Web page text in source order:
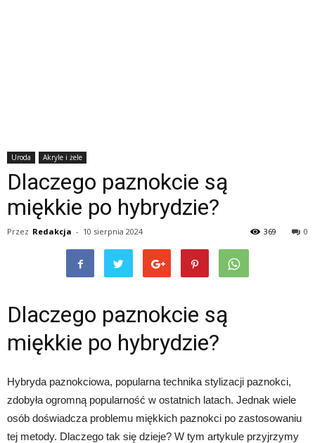
Uroda Akryle i żele
Dlaczego paznokcie są
miękkie po hybrydzie?
Przez Redakcja - 10 sierpnia 2024 0
369
Dlaczego paznokcie są
miękkie po hybrydzie?
Hybryda paznokciowa, popularna technika stylizacji paznokci,
zdobyła ogromną popularność w ostatnich latach. Jednak wiele
osób doświadcza problemu miękkich paznokci po zastosowaniu
tej metody. Dlaczego tak się dzieje? W tym artykule przyjrzymy